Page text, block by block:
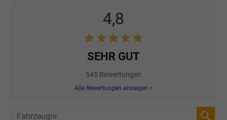
4,8
SEHR GUT
545 Bewertungen
Alle Bewertungen anzeigen >
Fahrzeugnr.